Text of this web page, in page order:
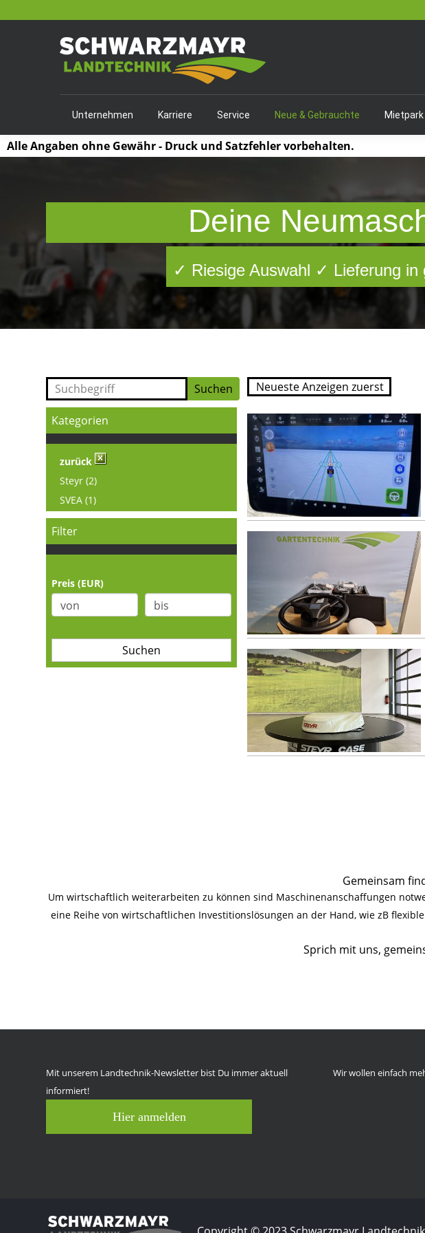
Unternehmen Karriere Service Neue & Gebrauchte Mietpark
Deine
✓ Riesige Auswahl ✓ Lieferung
Kategorien
zurück
Steyr (2)
SVEA (1)
Filter
Preis (EUR)
Gemeinsam
Um wirtschaftlich weiterarbeiten zu können sind Maschinenanschaffungen
eine Reihe von wirtschaftlichen Investitionslösungen an der Hand, wie zB
Sprich mit uns,
Alle Angaben ohne Gewähr - Druck und Satzfehler vorbehalten.
Mit unserem Landtechnik-Newsletter bist Du immer aktuell
informiert!
Hier anmelden
Wir wollen einfach